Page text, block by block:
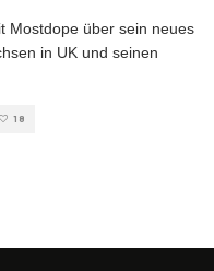
Mostdope über sein neues
in UK und seinen
18